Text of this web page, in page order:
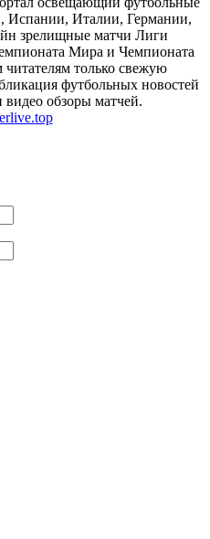
Испании, Италии, Германии,
зрелищные матчи Лиги
Мира и Чемпионата
только свежую
футбольных новостей
видео обзоры матчей.